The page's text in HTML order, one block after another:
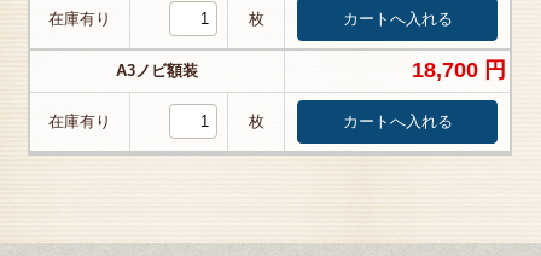
在庫有り 枚
A3ノビ額装 18,700 円
在庫有り 枚